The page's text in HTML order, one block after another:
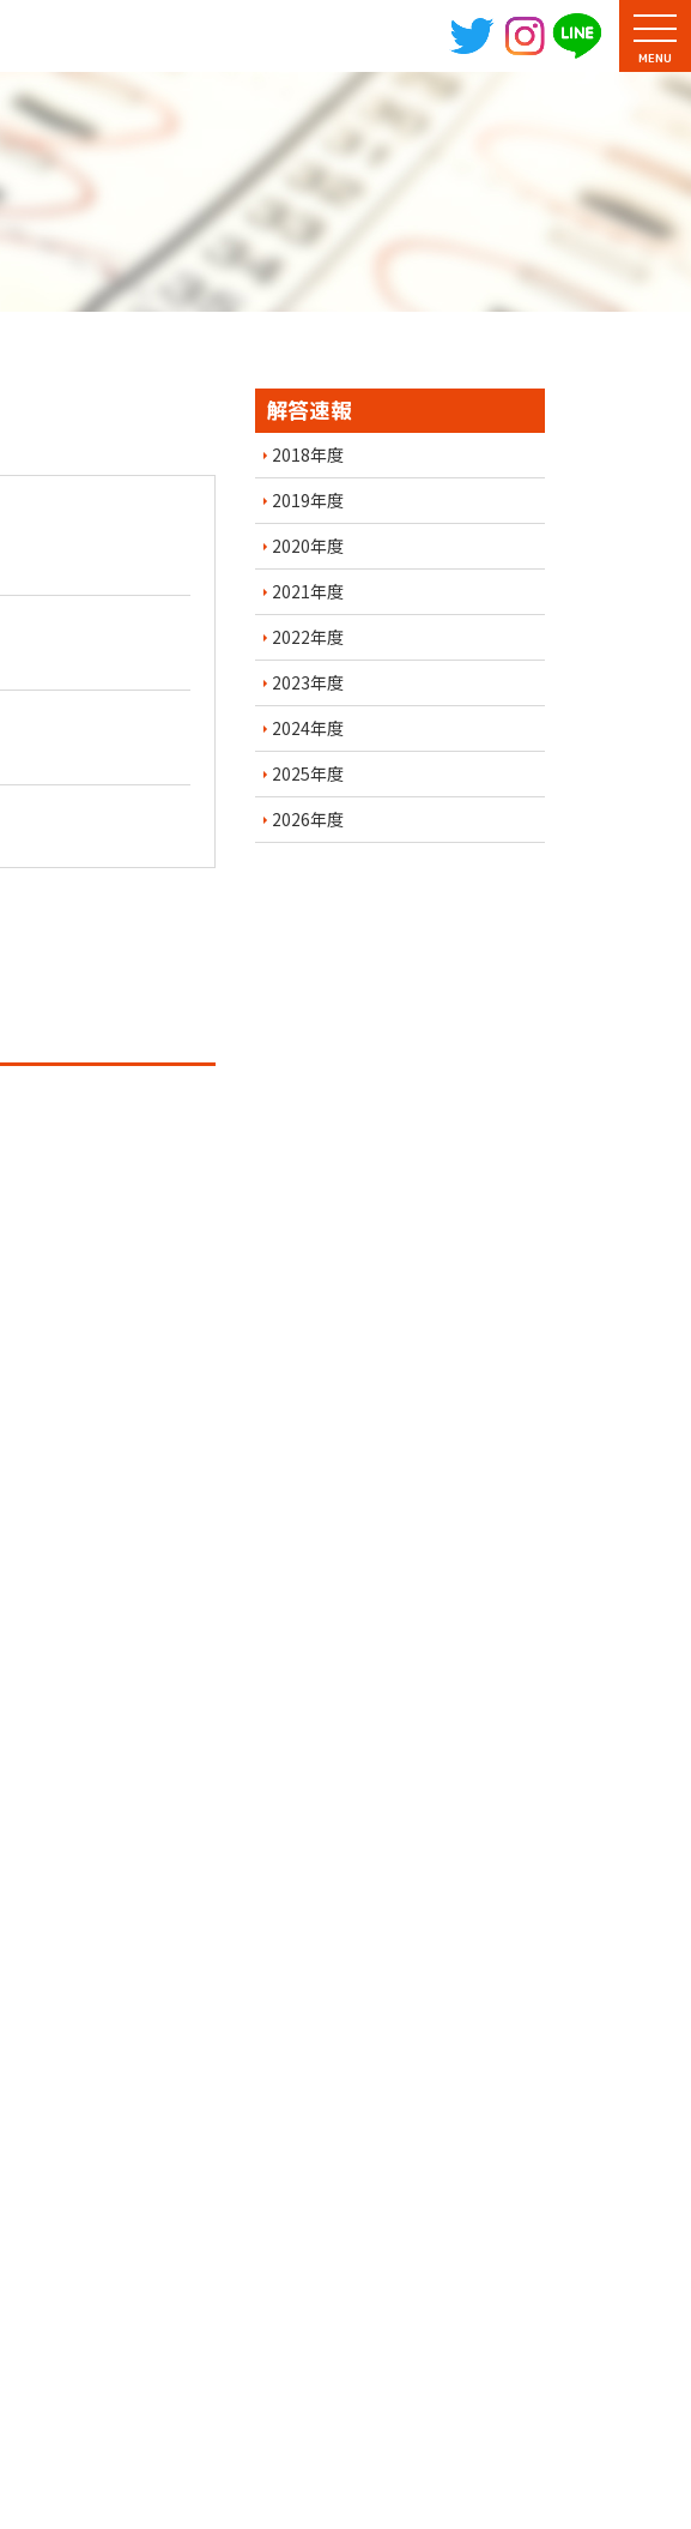
MENU
解答速報
2018年度
2019年度
2020年度
2021年度
2022年度
2023年度
2024年度
2025年度
2026年度